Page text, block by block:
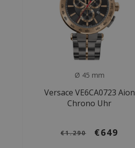
Ø 45 mm
Versace VE6CA0723 Aion
Chrono Uhr
€1.290 €649